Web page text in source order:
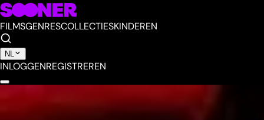
FILMSGENRESCOLLECTIESKINDEREN
NL
INLOGGENREGISTREREN